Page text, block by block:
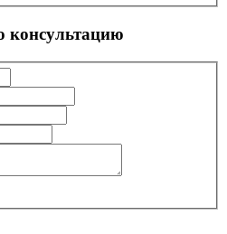
консультацию